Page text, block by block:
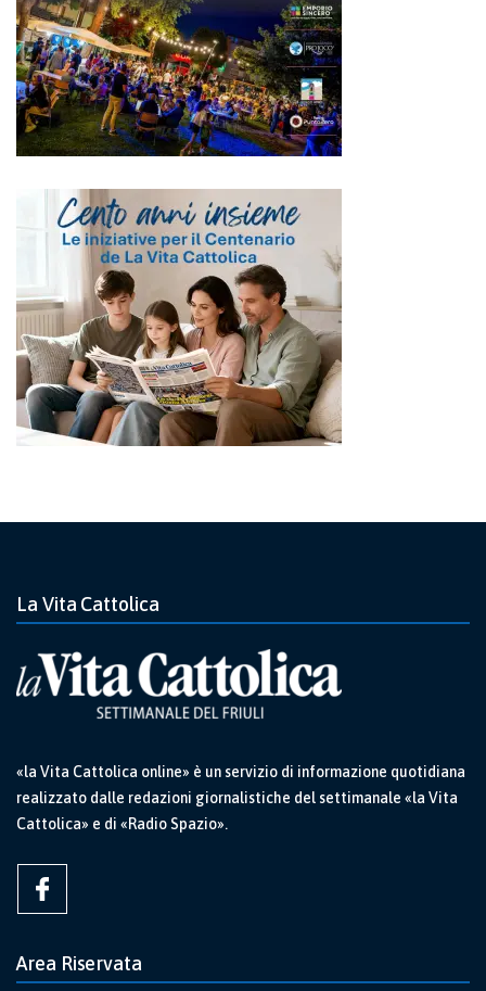
La Vita Cattolica
«la Vita Cattolica online» è un servizio di informazione quotidiana
realizzato dalle redazioni giornalistiche del settimanale «la Vita
Cattolica» e di «Radio Spazio».
Area Riservata